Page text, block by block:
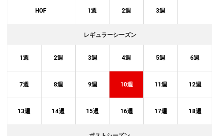
HOF 1週 2週 3週
レギュラーシーズン
1週 2週 3週 4週 5週 6週
7週 8週 9週 10週 11週 12週
13週 14週 15週 16週 17週 18週